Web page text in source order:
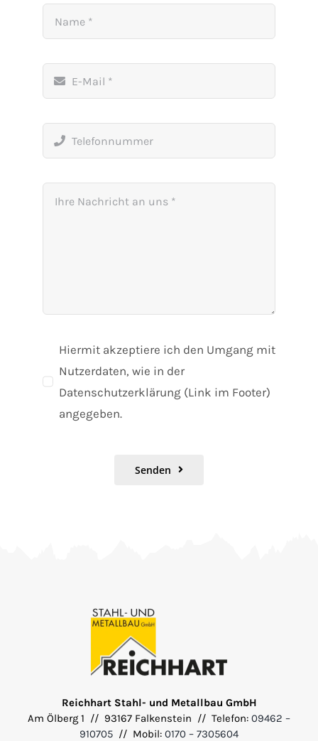
Hiermit akzeptiere ich den Umgang mit
Nutzerdaten, wie in der
Datenschutzerklärung (Link im Footer)
angegeben.
Senden
Reichhart Stahl- und Metallbau GmbH
Am Ölberg 1 // 93167 Falkenstein // Telefon: 09462 –
910705 // Mobil: 0170 – 7305604